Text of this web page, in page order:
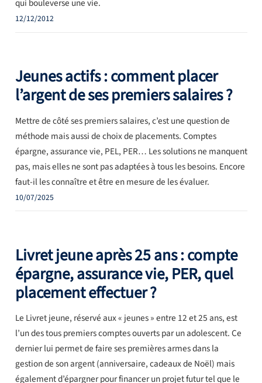
qui bouleverse une vie.
12/12/2012
Jeunes actifs : comment placer
l’argent de ses premiers salaires ?
Mettre de côté ses premiers salaires, c’est une question de
méthode mais aussi de choix de placements. Comptes
épargne, assurance vie, PEL, PER… Les solutions ne manquent
pas, mais elles ne sont pas adaptées à tous les besoins. Encore
faut-il les connaître et être en mesure de les évaluer.
10/07/2025
Livret jeune après 25 ans : compte
épargne, assurance vie, PER, quel
placement effectuer ?
Le Livret jeune, réservé aux « jeunes » entre 12 et 25 ans, est
l’un des tous premiers comptes ouverts par un adolescent. Ce
dernier lui permet de faire ses premières armes dans la
gestion de son argent (anniversaire, cadeaux de Noël) mais
également d’épargner pour financer un projet futur tel que le